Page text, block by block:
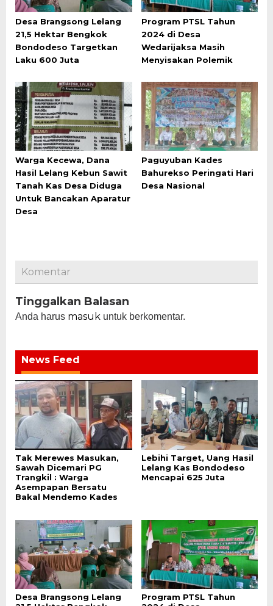
Desa Brangsong Lelang
21,5 Hektar Bengkok
Bondodeso Targetkan
Laku 600 Juta
Program PTSL Tahun
2024 di Desa
Wedarijaksa Masih
Menyisakan Polemik
Warga Kecewa, Dana
Hasil Lelang Kebun Sawit
Tanah Kas Desa Diduga
Untuk Bancakan Aparatur
Desa
Paguyuban Kades
Bahurekso Peringati Hari
Desa Nasional
Komentar
Tinggalkan Balasan
Anda harus masuk untuk berkomentar.
News Feed
Tak Merewes Masukan,
Sawah Dicemari PG
Trangkil : Warga
Asempapan Bersatu
Bakal Mendemo Kades
Lebihi Target, Uang Hasil
Lelang Kas Bondodeso
Mencapai 625 Juta
Desa Brangsong Lelang
Program PTSL Tahun